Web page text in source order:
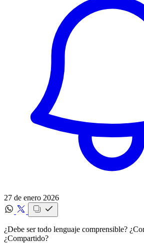
27 de enero 2026
¿Debe ser todo lenguaje comprensible?
¿Compartido?